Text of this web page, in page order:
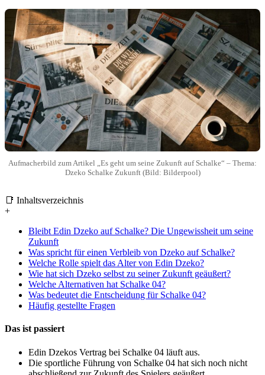
Aufmacherbild zum Artikel „Es geht um seine Zukunft auf Schalke“ – Thema:
Dzeko Schalke Zukunft (Bild: Bilderpool)
📑 Inhaltsverzeichnis
+
Bleibt Edin Dzeko auf Schalke? Die Ungewissheit um seine
Zukunft
Was spricht für einen Verbleib von Dzeko auf Schalke?
Welche Rolle spielt das Alter von Edin Dzeko?
Wie hat sich Dzeko selbst zu seiner Zukunft geäußert?
Welche Alternativen hat Schalke 04?
Was bedeutet die Entscheidung für Schalke 04?
Häufig gestellte Fragen
Das ist passiert
Edin Dzekos Vertrag bei Schalke 04 läuft aus.
Die sportliche Führung von Schalke 04 hat sich noch nicht